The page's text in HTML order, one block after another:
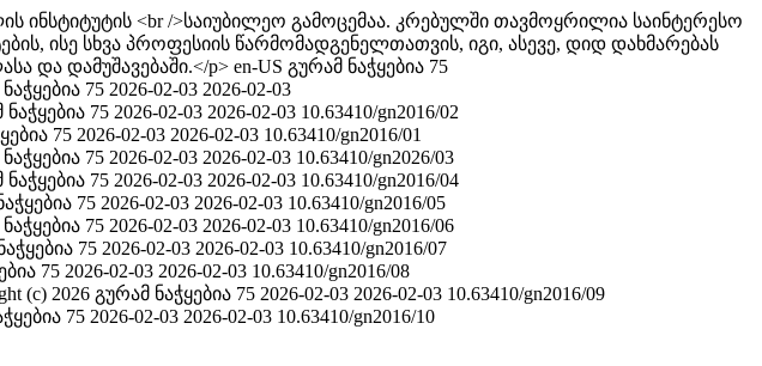
ინსტიტუტის <br />საიუბილეო გამოცემაა. კრებულში თავმოყრილია საინტერესო
ისე სხვა პროფესიის წარმომადგენელთათვის, იგი, ასევე, დიდ დახმარებას
და დამუშავებაში.</p> en-US გურამ ნაჭყებია 75
75 2026-02-03 2026-02-03
75 2026-02-03 2026-02-03 10.63410/gn2016/02
75 2026-02-03 2026-02-03 10.63410/gn2016/01
75 2026-02-03 2026-02-03 10.63410/gn2026/03
75 2026-02-03 2026-02-03 10.63410/gn2016/04
75 2026-02-03 2026-02-03 10.63410/gn2016/05
75 2026-02-03 2026-02-03 10.63410/gn2016/06
75 2026-02-03 2026-02-03 10.63410/gn2016/07
75 2026-02-03 2026-02-03 10.63410/gn2016/08
(c) 2026 გურამ ნაჭყებია 75 2026-02-03 2026-02-03 10.63410/gn2016/09
75 2026-02-03 2026-02-03 10.63410/gn2016/10